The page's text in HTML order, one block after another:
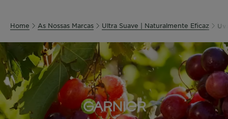
Home As Nossas Marcas Ultra Suave | Naturalmente Eficaz